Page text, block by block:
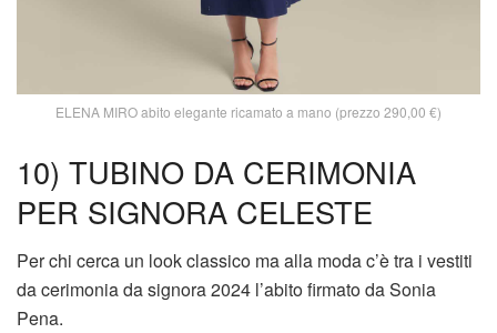
ELENA MIRO abito elegante ricamato a mano (prezzo 290,00 €)
10) TUBINO DA CERIMONIA
PER SIGNORA CELESTE
Per chi cerca un look classico ma alla moda c’è tra i vestiti
da cerimonia da signora 2024 l’abito firmato da Sonia
Pena.